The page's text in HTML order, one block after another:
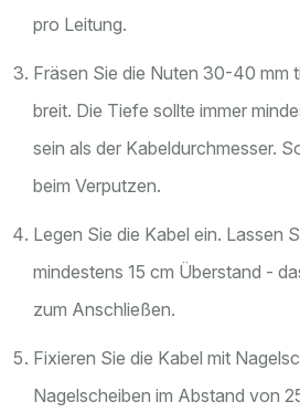
pro Leitung.
Fräsen Sie die Nuten 30-40 mm
breit. Die Tiefe sollte immer
sein als der Kabeldurchmesser.
beim Verputzen.
Legen Sie die Kabel ein. Lassen
mindestens 15 cm Überstand -
zum Anschließen.
Fixieren Sie die Kabel mit
Nagelscheiben im Abstand von